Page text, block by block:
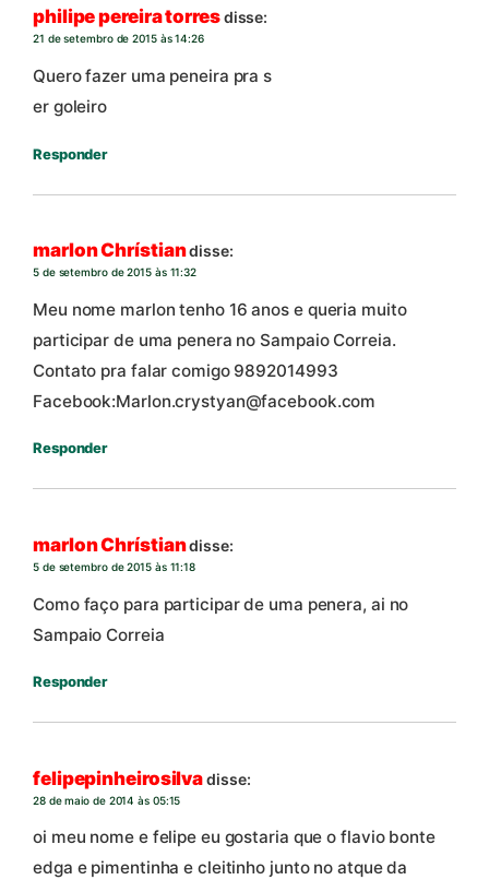
philipe pereira torresdisse:
21 de setembro de 2015 às 14:26
Quero fazer uma peneira pra s
er goleiro
Responder
marlon Chrístiandisse:
5 de setembro de 2015 às 11:32
Meu nome marlon tenho 16 anos e queria muito
participar de uma penera no Sampaio Correia.
Contato pra falar comigo 9892014993
Facebook:Marlon.crystyan@facebook.com
Responder
marlon Chrístiandisse:
5 de setembro de 2015 às 11:18
Como faço para participar de uma penera, ai no
Sampaio Correia
Responder
felipepinheirosilvadisse:
28 de maio de 2014 às 05:15
oi meu nome e felipe eu gostaria que o flavio bonte
edga e pimentinha e cleitinho junto no atque da